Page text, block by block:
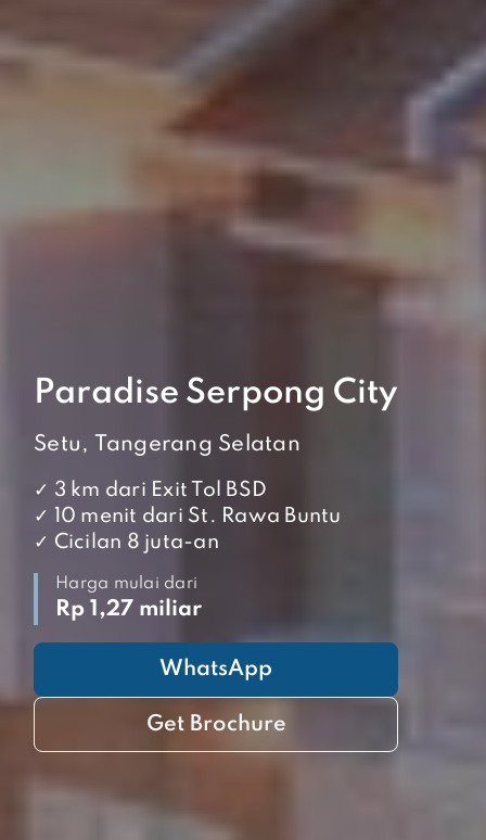
Paradise Serpong City
Setu, Tangerang Selatan
✓ 3 km dari Exit Tol BSD
✓ 10 menit dari St. Rawa Buntu
✓ Cicilan 8 juta-an
Harga mulai dari
Rp 1,27 miliar
Get Brochure
WhatsApp